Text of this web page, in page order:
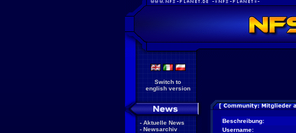
Switch to
english version
- Aktuelle News
- Newsarchiv
Beschreibung:
Username: